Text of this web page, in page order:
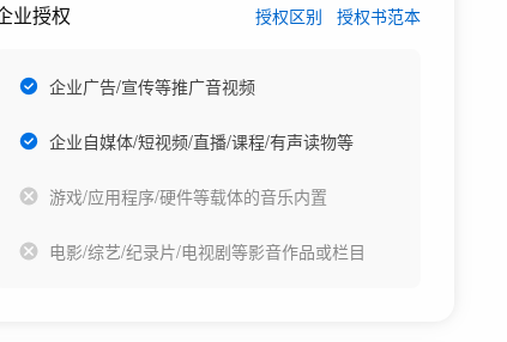
业授权 授权区别 授权书范本
企业广告/宣传等推广音视频
企业自媒体/短视频/直播/课程/有声读物等
游戏/应用程序/硬件等载体的音乐内置
电影/综艺/纪录片/电视剧等影音作品或栏目